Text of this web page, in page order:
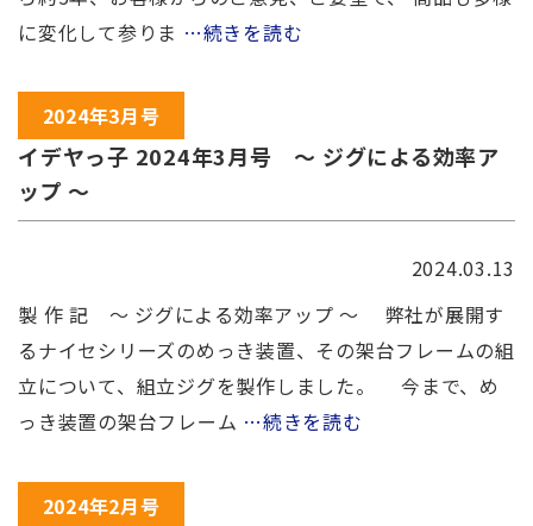
に変化して参りま …続きを読む
2024年3月号
イデヤっ子 2024年3月号 ～ ジグによる効率ア
ップ ～
2024.03.13
製 作 記 ～ ジグによる効率アップ ～ 弊社が展開す
るナイセシリーズのめっき装置、その架台フレームの組
立について、組立ジグを製作しました。 今まで、め
っき装置の架台フレーム …続きを読む
2024年2月号